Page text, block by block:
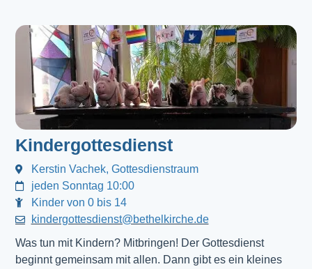
Kindergottesdienst
Kerstin Vachek, Gottesdienstraum
jeden Sonntag 10:00
Kinder von 0 bis 14
kindergottesdienst@bethelkirche.de
Was tun mit Kindern? Mitbringen! Der Gottesdienst
beginnt gemeinsam mit allen. Dann gibt es ein kleines